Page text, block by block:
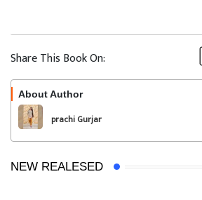
Share This Book On:
About Author
prachi Gurjar
NEW REALESED